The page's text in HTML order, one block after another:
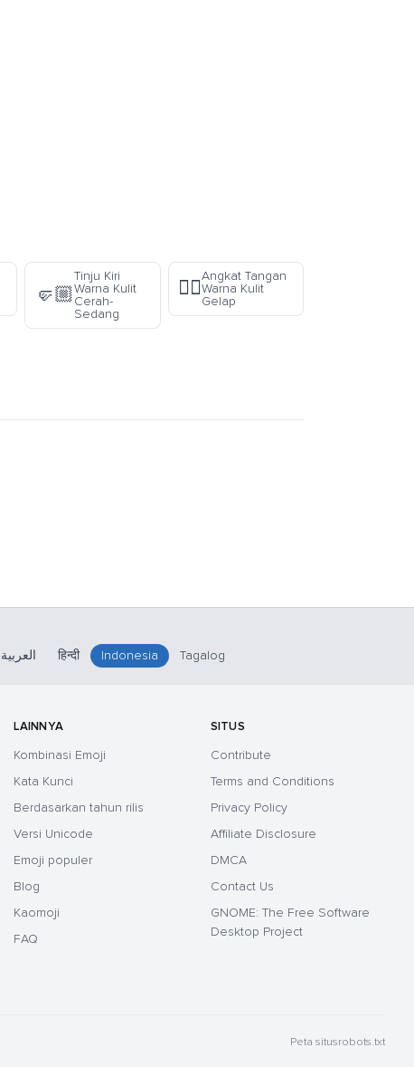
🤛🏼
Tinju Kiri
Warna Kulit
Cerah-
Sedang
✋🏾
Angkat Tangan
Warna Kulit
Gelap
العربية हिन्दी Indonesia Tagalog
LAINNYA
Kombinasi Emoji
Kata Kunci
Berdasarkan tahun rilis
Versi Unicode
Emoji populer
Blog
Kaomoji
FAQ
SITUS
Contribute
Terms and Conditions
Privacy Policy
Affiliate Disclosure
DMCA
Contact Us
GNOME: The Free Software
Desktop Project
Peta situsrobots.txt